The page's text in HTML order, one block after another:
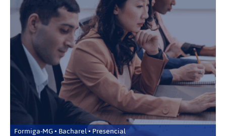
Formiga-MG • Bacharel • Presencial